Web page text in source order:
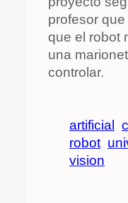
profesor que
que el robot
una
controlar.
artificial
robot
vision